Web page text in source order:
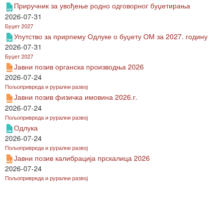
Приручник за увођење родно одговорног буџетирања
2026-07-31
Буџет 2027
Упутство за прирпему Одлуке о буџету ОМ за 2027. годину
2026-07-31
Буџет 2027
Јавни позив органска производња 2026
2026-07-24
Пољопривреда и рурални развој
Јавни позив физичка имовина 2026.г.
2026-07-24
Пољопривреда и рурални развој
Одлука
2026-07-24
Пољопривреда и рурални развој
Јавни позив калибрација прскалица 2026
2026-07-24
Пољопривреда и рурални развој